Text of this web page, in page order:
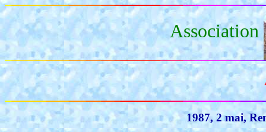
Association
1987, 2 mai,